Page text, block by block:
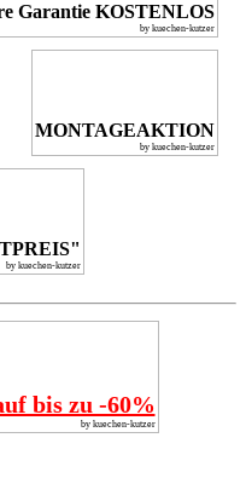
Garantie KOSTENLOS
by kuechen-kutzer
MONTAGEAKTION
by kuechen-kutzer
by kuechen-kutzer
bis zu -60%
by kuechen-kutzer